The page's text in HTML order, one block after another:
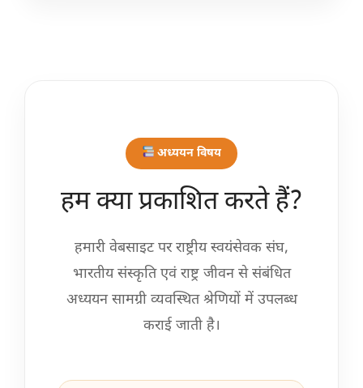
अध्ययन विषय
हम क्या प्रकाशित करते हैं?
हमारी वेबसाइट पर राष्ट्रीय स्वयंसेवक संघ,
भारतीय संस्कृति एवं राष्ट्र जीवन से संबंधित
अध्ययन सामग्री व्यवस्थित श्रेणियों में उपलब्ध
कराई जाती है।